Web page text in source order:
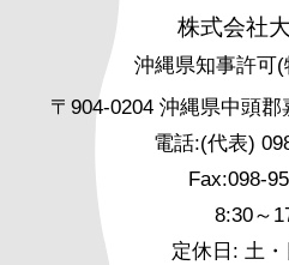
株式会社
沖縄県知事許可
〒904-0204 沖縄県中頭
電話:(代表)
Fax:098-
8:30～
定休日: 土・